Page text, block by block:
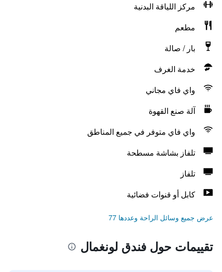
مركز اللياقة البدنية
مطعم
بار / صالة
خدمة الغرف
واي فاي مجاني
آلة صنع القهوة
واي فاي متوفر في جميع المناطق
تلفاز بشاشة مسطحة
تلفاز
كابل أو قنوات فضائية
عرض جميع وسائل الراحة وعددها 77
تقييمات حول فندق لونغمال